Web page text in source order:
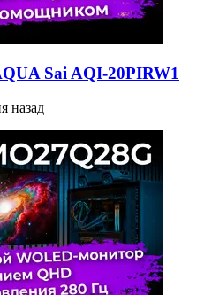
Sai AQI-20PIRW1
назад